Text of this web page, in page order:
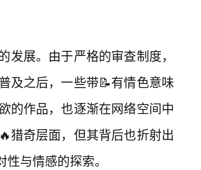
展。由于严格的审查制度，
及之后，一些带📝有情色意味
的作品，也逐渐在网络空间中
猎奇层面，但其背后也折射出
与情感的探索。